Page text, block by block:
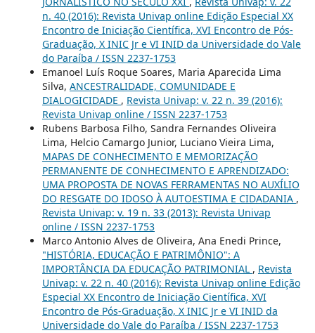
n. 40 (2016): Revista Univap online Edição Especial XX
Encontro de Iniciação Científica, XVI Encontro de Pós-
Graduação, X INIC Jr e VI INID da Universidade do Vale
do Paraíba / ISSN 2237-1753
Emanoel Luís Roque Soares, Maria Aparecida Lima
Silva, ANCESTRALIDADE, COMUNIDADE E
DIALOGICIDADE , Revista Univap: v. 22 n. 39 (2016):
Revista Univap online / ISSN 2237-1753
Rubens Barbosa Filho, Sandra Fernandes Oliveira
Lima, Helcio Camargo Junior, Luciano Vieira Lima,
MAPAS DE CONHECIMENTO E MEMORIZAÇÃO
PERMANENTE DE CONHECIMENTO E APRENDIZADO:
UMA PROPOSTA DE NOVAS FERRAMENTAS NO AUXÍLIO
DO RESGATE DO IDOSO À AUTOESTIMA E CIDADANIA ,
Revista Univap: v. 19 n. 33 (2013): Revista Univap
online / ISSN 2237-1753
Marco Antonio Alves de Oliveira, Ana Enedi Prince,
"HISTÓRIA, EDUCAÇÃO E PATRIMÔNIO": A
IMPORTÂNCIA DA EDUCAÇÃO PATRIMONIAL , Revista
Univap: v. 22 n. 40 (2016): Revista Univap online Edição
Especial XX Encontro de Iniciação Científica, XVI
Encontro de Pós-Graduação, X INIC Jr e VI INID da
Universidade do Vale do Paraíba / ISSN 2237-1753